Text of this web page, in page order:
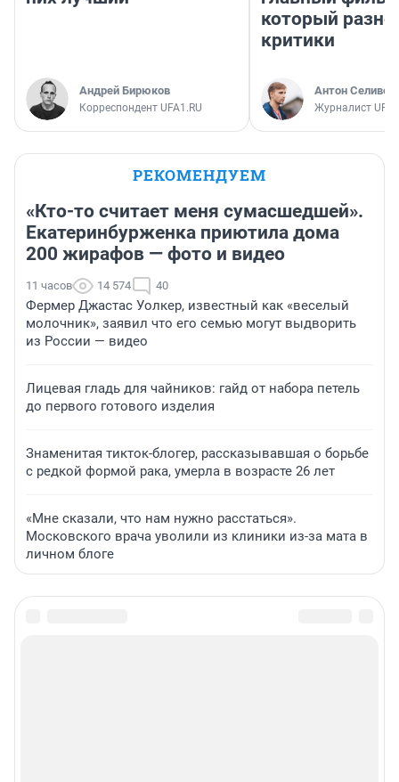
Андрей Бирюков
Корреспондент UFA1.RU
который
критики
Антон
Журналист
РЕКОМЕНДУЕМ
«Кто-то считает меня сумасшедшей».
Екатеринбурженка приютила дома
200 жирафов — фото и видео
11 часов 14 574 40
Фермер Джастас Уолкер, известный как «веселый
молочник», заявил что его семью могут выдворить
из России — видео
Лицевая гладь для чайников: гайд от набора петель
до первого готового изделия
Знаменитая тикток-блогер, рассказывавшая о борьбе
с редкой формой рака, умерла в возрасте 26 лет
«Мне сказали, что нам нужно расстаться».
Московского врача уволили из клиники из-за мата в
личном блоге